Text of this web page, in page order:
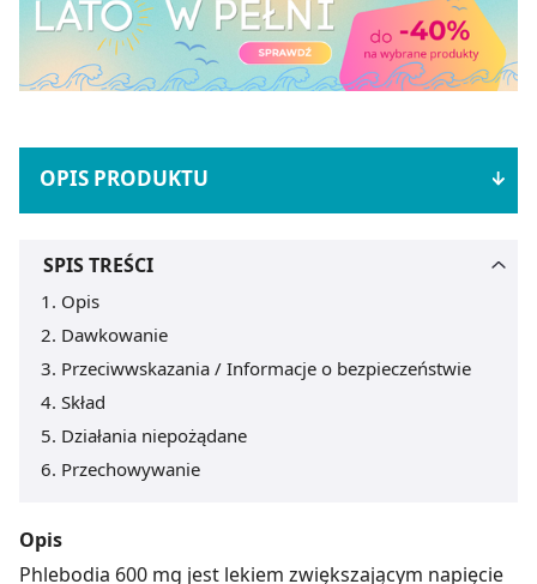
OPIS PRODUKTU
SPIS TREŚCI
Opis
Dawkowanie
Przeciwwskazania / Informacje o bezpieczeństwie
Skład
Działania niepożądane
Przechowywanie
Opis
Phlebodia 600 mg jest lekiem zwiększającym napięcie